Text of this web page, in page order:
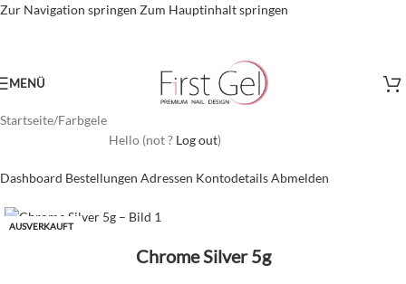
Zur Navigation springen Zum Hauptinhalt springen
MENÜ
Startseite/Farbgele
Hello (not? Log out)
Dashboard Bestellungen Adressen KontodetailsAbmelden
AUSVERKAUFT
Chrome Silver 5g